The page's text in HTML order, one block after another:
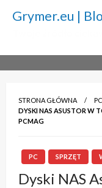
Grymer.eu |
STRONA GŁÓWNA
PC
DYSKI NAS ASUSTOR W
PCMAG
PC SPRZĘT
Dyski NAS